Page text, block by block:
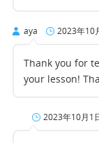
aya 2023年10
Thank you for
your lesson!
2023年10月1